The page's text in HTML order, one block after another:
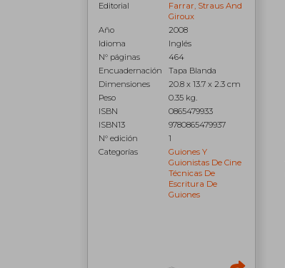
Editorial
Farrar, Straus And
Giroux
Año
2008
Idioma
Inglés
N° páginas
464
Encuadernación
Tapa Blanda
Dimensiones
20.8 x 13.7 x 2.3 cm
Peso
0.35 kg.
ISBN
0865479933
ISBN13
9780865479937
N° edición
1
Categorías
Guiones Y
Guionistas De Cine
Técnicas De
Escritura De
Guiones